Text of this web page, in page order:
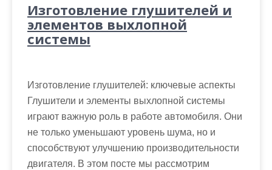
Изготовление глушителей и
элементов выхлопной
системы
Изготовление глушителей: ключевые аспекты
Глушители и элементы выхлопной системы
играют важную роль в работе автомобиля. Они
не только уменьшают уровень шума, но и
способствуют улучшению производительности
двигателя. В этом посте мы рассмотрим